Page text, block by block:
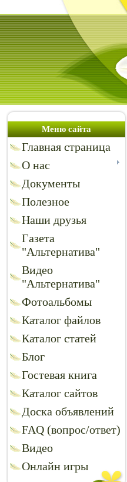
Меню сайта
Главная страница
О нас
Документы
Полезное
Наши друзья
Газета
"Альтернатива"
Видео
"Альтернатива"
Фотоальбомы
Каталог файлов
Каталог статей
Блог
Гостевая книга
Каталог сайтов
Доска объявлений
FAQ (вопрос/ответ)
Видео
Онлайн игры